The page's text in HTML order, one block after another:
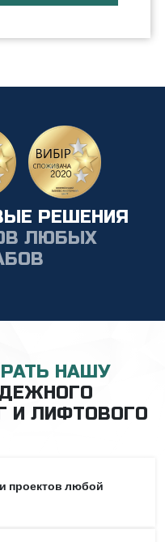
РЕШЕНИЯ
ЛЮБЫХ
НАШУ
И ЛИФТОВОГО
проектов любой